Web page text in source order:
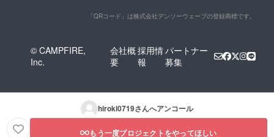
「QRコード」は株式会社デンソーウェーブの登録商標です。
© CAMPFIRE,
Inc.
会社概
要
採用情
報
パートナー
募集
hiroki0719さんへアンコール
もう一度プロジェクトをやってほしい